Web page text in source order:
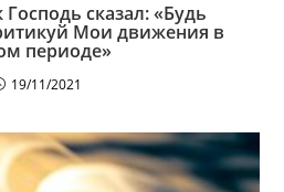
сказал: «Будь
Мои движения в
периоде»
19/11/2021